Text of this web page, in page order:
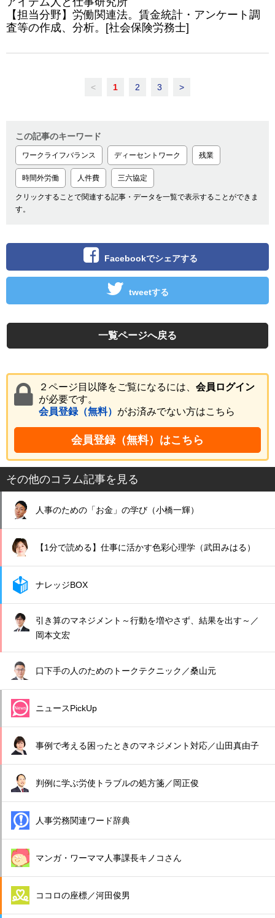
【担当分野】労働関連法。賃金統計・アンケート調
査等の作成、分析。[社会保険労務士]
< 1 2 3 >
この記事のキーワード
ワークライフバランス ディーセントワーク 残業
時間外労働 人件費 三六協定
クリックすることで関連する記事・データを一覧で表示することができま
す。
Facebookでシェアする
tweetする
一覧ページへ戻る
２ページ目以降をご覧になるには、 会員ログイン
が必要です。
会員登録（無料） がお済みでない方はこちら
会員登録（無料）はこちら
その他のコラム記事を見る
人事のための「お金」の学び（小橋一輝）
【1分で読める】仕事に活かす色彩心理学（武田みはる）
ナレッジBOX
引き算のマネジメント～行動を増やさず、結果を出す～／
岡本文宏
口下手の人のためのトークテクニック／桑山元
ニュースPickUp
事例で考える困ったときのマネジメント対応／山田真由子
判例に学ぶ労使トラブルの処方箋／岡正俊
人事労務関連ワード辞典
マンガ・ワーママ人事課長キノコさん
ココロの座標／河田俊男